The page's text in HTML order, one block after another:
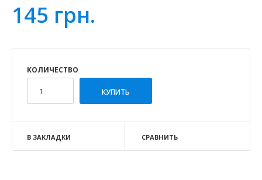
145 грн.
КОЛИЧЕСТВО
В ЗАКЛАДКИ СРАВНИТЬ